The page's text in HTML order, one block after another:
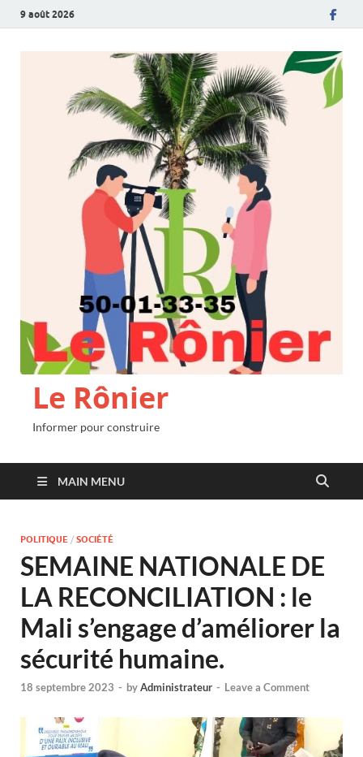
9 août 2026
Le Rônier
Informer pour construire
MAIN MENU
POLITIQUE / SOCIÉTÉ
SEMAINE NATIONALE DE
LA RECONCILIATION : le
Mali s’engage d’améliorer la
sécurité humaine.
18 septembre 2023 - byAdministrateur - Leave a Comment